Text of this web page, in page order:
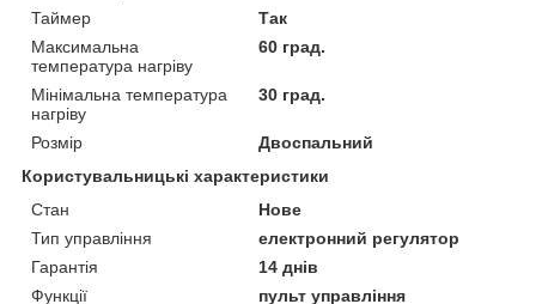
Таймер
Так
Максимальна
температура нагріву
60 град.
Мінімальна температура
нагріву
30 град.
Розмір
Двоспальний
Користувальницькі характеристики
Стан
Нове
Тип управління
електронний регулятор
Гарантія
14 днів
Функції
пульт управління